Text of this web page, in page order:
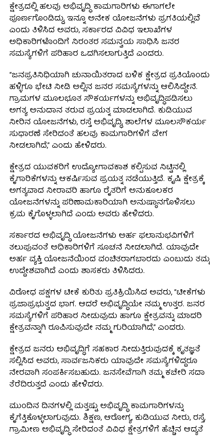
ಕ್ಷೇತ್ರದಲ್ಲಿ ಹಲವು ಅಭಿವೃದ್ಧಿ ಕಾಮಗಾರಿಗಳು ಈಗಾಗಲೇ
ಪೂರ್ಣಗೊಂಡಿದ್ದು, ಇನ್ನೂ ಅನೇಕ ಯೋಜನೆಗಳು ಪ್ರಗತಿಯಲ್ಲಿವೆ
ಎಂದು ತಿಳಿಸಿದ ಅವರು, ಸರ್ಕಾರದ ವಿವಿಧ ಇಲಾಖೆಗಳ
ಅಧಿಕಾರಿಗಳೊಂದಿಗೆ ನಿರಂತರ ಸಮನ್ವಯ ಸಾಧಿಸಿ ಜನರ
ಸಮಸ್ಯೆಗಳಿಗೆ ಪರಿಹಾರ ಒದಗಿಸಲಾಗುತ್ತಿದೆ ಎಂದರು.
“ಜನಪ್ರತಿನಿಧಿಯಾಗಿ ಚುನಾಯಿತರಾದ ಬಳಿಕ ಕ್ಷೇತ್ರದ ಪ್ರತಿಯೊಂದು
ಹಳ್ಳಿಗೂ ಭೇಟಿ ನೀಡಿ ಅಲ್ಲಿನ ಜನರ ಸಮಸ್ಯೆಗಳನ್ನು ಆಲಿಸಿದ್ದೇನೆ.
ಗ್ರಾಮಗಳ ಮೂಲಭೂತ ಸೌಕರ್ಯಗಳನ್ನು ಅಭಿವೃದ್ಧಿಪಡಿಸಲು
ಅಗತ್ಯ ಅನುದಾನ ತರುವ ಪ್ರಯತ್ನ ಮಾಡಲಾಗಿದೆ. ಕುಡಿಯುವ
ನೀರಿನ ಯೋಜನೆಗಳು, ರಸ್ತೆ ಅಭಿವೃದ್ಧಿ, ಶಾಲೆಗಳ ಮೂಲಸೌಕರ್ಯ
ಸುಧಾರಣೆ ಸೇರಿದಂತೆ ಹಲವು ಕಾಮಗಾರಿಗಳಿಗೆ ವೇಗ
ನೀಡಲಾಗಿದೆ,” ಎಂದು ಹೇಳಿದರು.
ಕ್ಷೇತ್ರದ ಯುವಕರಿಗೆ ಉದ್ಯೋಗಾವಕಾಶ ಕಲ್ಪಿಸುವ ನಿಟ್ಟಿನಲ್ಲಿ
ಕೈಗಾರಿಕೆಗಳನ್ನು ಆಕರ್ಷಿಸುವ ಪ್ರಯತ್ನ ನಡೆಯುತ್ತಿದೆ. ಕೃಷಿ ಕ್ಷೇತ್ರಕ್ಕೆ
ಅಗತ್ಯವಾದ ನೀರಾವರಿ ಹಾಗೂ ರೈತರಿಗೆ ಅನುಕೂಲಕರ
ಯೋಜನೆಗಳನ್ನು ಪರಿಣಾಮಕಾರಿಯಾಗಿ ಅನುಷ್ಠಾನಗೊಳಿಸಲು
ಕ್ರಮ ಕೈಗೊಳ್ಳಲಾಗಿದೆ ಎಂದು ಅವರು ಹೇಳಿದರು.
ಸರ್ಕಾರದ ಅಭಿವೃದ್ಧಿ ಯೋಜನೆಗಳು ಅರ್ಹ ಫಲಾನುಭವಿಗಳಿಗೆ
ತಲುಪುವಂತೆ ಅಧಿಕಾರಿಗಳಿಗೆ ಸೂಚನೆ ನೀಡಲಾಗಿದೆ. ಯಾವುದೇ
ಅರ್ಹ ವ್ಯಕ್ತಿ ಯೋಜನೆಯಿಂದ ವಂಚಿತರಾಗಬಾರದು ಎಂಬುದು ತಮ್ಮ
ಉದ್ದೇಶವಾಗಿದೆ ಎಂದು ಶಾಸಕರು ತಿಳಿಸಿದರು.
ವಿರೋಧ ಪಕ್ಷಗಳ ಟೀಕೆ ಕುರಿತು ಪ್ರತಿಕ್ರಿಯಿಸಿದ ಅವರು, “ಟೀಕೆಗಳು
ಪ್ರಜಾಪ್ರಭುತ್ವದ ಭಾಗ. ಆದರೆ ಅಭಿವೃದ್ಧಿಯೇ ನಮ್ಮ ಉತ್ತರ. ಜನರ
ಸಮಸ್ಯೆಗಳಿಗೆ ಪರಿಹಾರ ನೀಡುವುದು ಹಾಗೂ ಕ್ಷೇತ್ರವನ್ನು ಮಾದರಿ
ಕ್ಷೇತ್ರವನ್ನಾಗಿ ರೂಪಿಸುವುದೇ ನಮ್ಮ ಗುರಿಯಾಗಿದೆ,” ಎಂದರು.
ಕ್ಷೇತ್ರದ ಜನರು ಅಭಿವೃದ್ಧಿಗೆ ಸಹಕಾರ ನೀಡುತ್ತಿರುವುದಕ್ಕೆ ಕೃತಜ್ಞತೆ
ಸಲ್ಲಿಸಿದ ಅವರು, ಸಾರ್ವಜನಿಕರು ಯಾವುದೇ ಸಮಸ್ಯೆಗಳಿದ್ದರೂ
ನೇರವಾಗಿ ಸಂಪರ್ಕಿಸಬಹುದು. ಜನಸೇವೆಗಾಗಿ ತಮ್ಮ ಕಚೇರಿ ಸದಾ
ತೆರೆದಿರುತ್ತದೆ ಎಂದು ಹೇಳಿದರು.
ಮುಂದಿನ ದಿನಗಳಲ್ಲಿ ಮತ್ತಷ್ಟು ಅಭಿವೃದ್ಧಿ ಕಾಮಗಾರಿಗಳನ್ನು
ಕೈಗೆತ್ತಿಕೊಳ್ಳಲಾಗುವುದು. ಶಿಕ್ಷಣ, ಆರೋಗ್ಯ, ಕುಡಿಯುವ ನೀರು, ರಸ್ತೆ,
ಗ್ರಾಮೀಣ ಅಭಿವೃದ್ಧಿ ಸೇರಿದಂತೆ ವಿವಿಧ ಕ್ಷೇತ್ರಗಳಿಗೆ ಹೆಚ್ಚಿನ ಆದ್ಯತೆ